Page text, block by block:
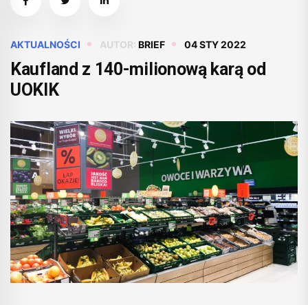
AKTUALNOŚCI AUTOR: BRIEF 04 STY 2022
Kaufland z 140-milionową karą od
UOKIK